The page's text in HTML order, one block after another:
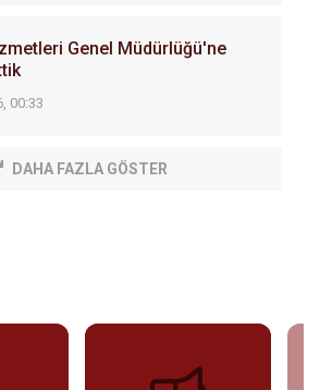
Genel Müdürlüğü'ne
00:33
DAHA FAZLA GÖSTER